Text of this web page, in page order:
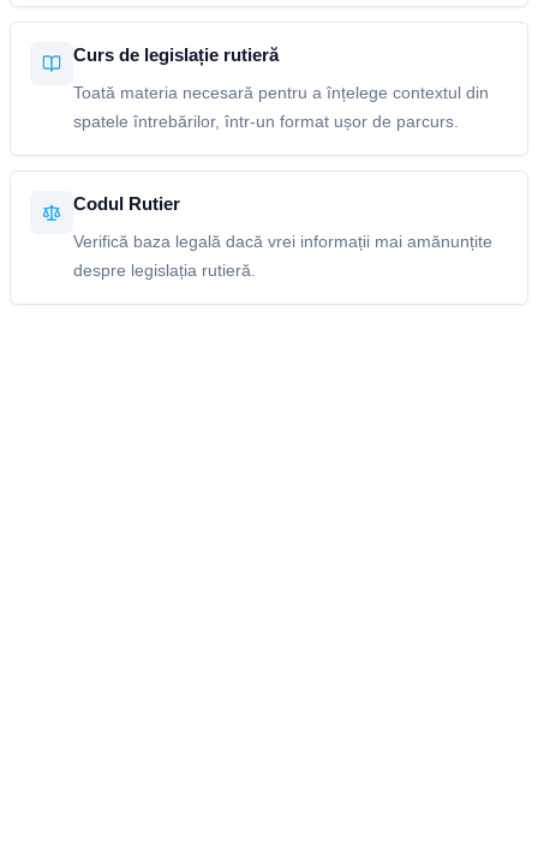
Curs de legislație rutieră
Toată materia necesară pentru a înțelege contextul din
spatele întrebărilor, într-un format ușor de parcurs.
Codul Rutier
Verifică baza legală dacă vrei informații mai amănunțite
despre legislația rutieră.